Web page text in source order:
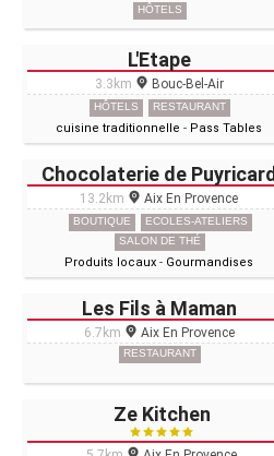
HÔTELS
L'Etape
3.3km Bouc-Bel-Air
HÔTELS RESTAURANT
cuisine traditionnelle - Pass Tables
Chocolaterie de Puyricard
13.2km Aix En Provence
BOUTIQUE
ECOLES-ATELIERS
SALON DE THÉ
Produits locaux - Gourmandises
Les Fils à Maman
6.7km Aix En Provence
RESTAURANT
Ze Kitchen